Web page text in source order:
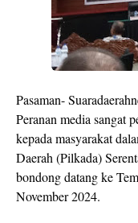
Pasaman-
Peranan media sangat
kepada masyarakat
Daerah (Pilkada)
bondong datang ke
November 2024.